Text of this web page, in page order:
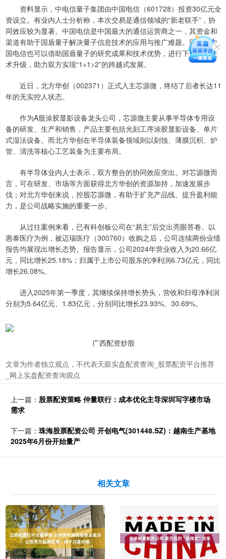
资料显示，中电信量子集团由中国电信（601728）投资30亿元全
资设立。有业内人士分析称，本次交易是通信领域的“新老联手”，协
同效应较为显著。中国电信是中国最大的通信运营商之一，其资金和
渠道有助于国盾量子解决量子信息技术的应用与推广难题。同时，中
国电信也可以借助国盾量子的研究成果和技术优势，进行下一代的技
术升级，助力双方实现“1+1>2”的跨越式发展。
近日，北方华创（002371）正式入主芯源微，终结了后者长达11
年的无实控人状态。
作为A股涂胶显影设备龙头公司，芯源微主要从事半导体专用设
备的研发、生产和销售，产品主要包括光刻工序涂胶显影设备、单片
式湿法设备。而北方华创在半导体装备领域则以刻蚀、薄膜沉积、炉
管、清洗等核心工艺装备为主要布局。
有半导体业内人士表示，双方整合的协同效应突出。对芯源微而
言，可在研发、市场等方面获得北方华创的资源加持，加速发展步
伐；对北方华创来说，控股芯源微，有助于扩充产品线、提升盈利能
力，是公司战略实施的重要一步。
从过往案例来看，已有科创板公司在“易主”后交出亮眼答卷。以
惠泰医疗为例，被迈瑞医疗（300760）收购之后，公司连续两份业绩
报告均展现出增长态势。报告显示，公司2024年营业收入为20.66亿
元，同比增长25.18%；归属于上市公司股东的净利润6.73亿元，同比
增长26.08%。
进入2025年第一季度，其继续保持增长势头，营收和归母净利润
分别为5.64亿元、1.83亿元，分别同比增长23.93%、30.69%。
广西配资炒股
文章为作者独立观点，不代表天眼实盘配资查询_股票配资平台推荐
_网上实盘配资查询观点
上一篇： 股票配资策略 仲量联行：成本优化主导深圳写字楼市场
需求
下一篇： 珠海股票配资公司 开创电气(301448.SZ)：越南生产基地
2025年6月份开始量产
相关文章